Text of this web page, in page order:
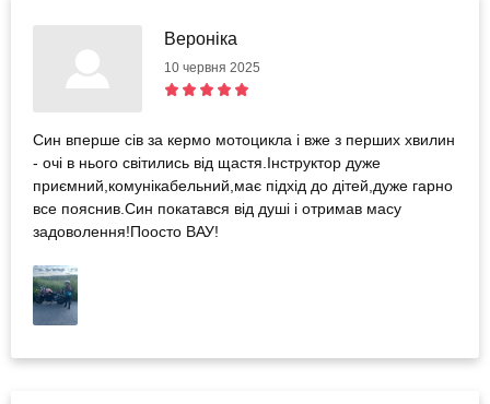
Вероніка
10 червня 2025
Син вперше сів за кермо мотоцикла і вже з перших хвилин
- очі в нього світились від щастя.Інструктор дуже
приємний,комунікабельний,має підхід до дітей,дуже гарно
все пояснив.Син покатався від душі і отримав масу
задоволення!Поосто ВАУ!